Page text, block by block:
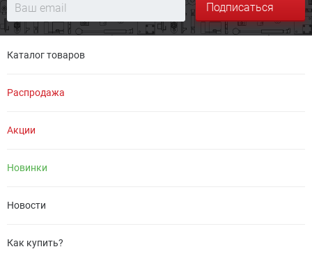
Подписаться
Каталог товаров
Распродажа
Акции
Новинки
Новости
Как купить?